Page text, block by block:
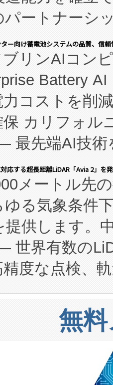
パートナーシ
社の実績ある
(FCCM™) プ
オ医薬品製造
ッチ施設の
イチェーン
が高く、持
用した現地生
用負担を大
幅に拡大する
Continuous
施設設計・
転および知的
グカリキュ
化段階におけ
立ち上げ調整
のバイオ
について、自
ー向け蓄電池システムの品質、信
リンAIコン
Battery
コストを削
カリフォル
最先端AI技術
ンド：本社
）と、エンタ
は、日本にあ
蔵システム（
のAI搭載プラ
運用に至る
確保する事
ータセンター
な負担をかけ
減という課題
にし、ピーク
応する超長距離LiDAR「Avia 2」を
メートル先
ゆる気象条件
供します。
世界有数の
度な点検、
るバルク材
Avia 2」を発
1,000メート
切り替えるこ
どの細かな対
無